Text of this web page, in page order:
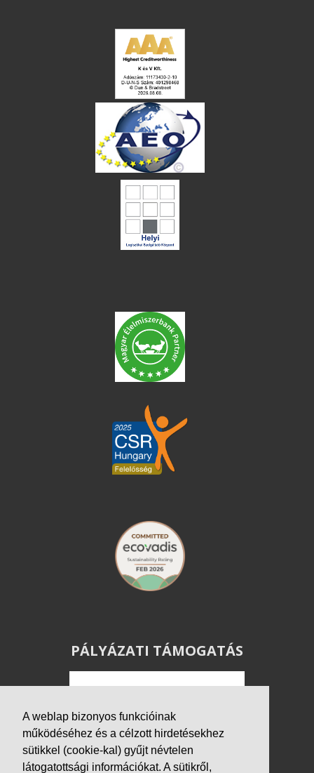
A weblap bizonyos funkcióinak
működéséhez és a célzott hirdetésekhez
sütikkel (cookie-kal) gyűjt névtelen
látogatottsági információkat. A sütikről,
PÁLYÁZATI TÁMOGATÁS